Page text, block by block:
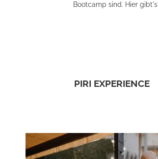
Bootcamp sind. Hier gibt's
PIRI EXPERIENCE